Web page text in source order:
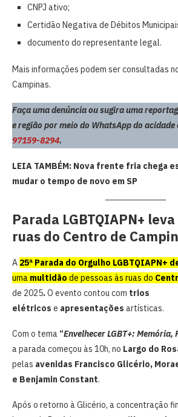
CNPJ ativo;
Certidão Negativa de Débitos
documento do representante legal.
Mais informações podem ser consultadas
Campinas.
Faça uma denúncia ou sugira uma
e região por meio do WhatsApp do acidade
97159-8294.
LEIA TAMBÉM: Nova frente fria chega
mudar o tempo de novo em SP
Parada LGBTQIAPN+
ruas do Centro de
A 25ª Parada do Orgulho LGBTQIAPN+
uma multidão de pessoas às ruas do
de 2025.O evento contou com trios
elétricos e apresentações artísticas.
Com o tema “Envelhecer LGBT+: Memória,
a parada começou às 10h, no Largo do
pelas avenidas Francisco Glicério,
e Benjamin Constant.
Após o retorno à Glicério, a concentração